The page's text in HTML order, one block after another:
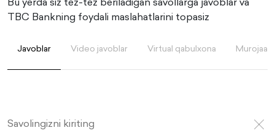
TBC Bankning foydali maslahatlarini topasiz
Javoblar Video javoblar Virtual qabulxona